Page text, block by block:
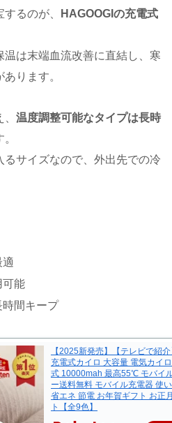
るのが、
HAGOOGIの充電式
は末端血流改善に直結し、寒
ります。
温度調整可能なタイプは長時
るサイズなので、外出先での冷
適
可能
間キープ
【2025新発売】【テレビで紹
充電式カイロ 大容量 電気カイ
式 10000mah 最高55℃ モバイ
ー送料無料 モバイル充電器 使
省エネ 節電 お年賀ギフト お正
ト【全9色】